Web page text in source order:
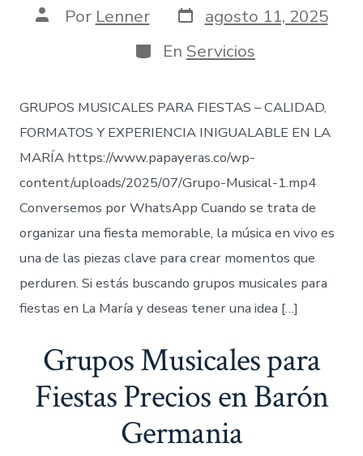
AutorPor Lenner Fecha
de
publicación
agosto 11, 2025
Categorías
En Servicios
GRUPOS MUSICALES PARA FIESTAS – CALIDAD,
FORMATOS Y EXPERIENCIA INIGUALABLE EN LA
MARÍA https://www.papayeras.co/wp-
content/uploads/2025/07/Grupo-Musical-1.mp4
Conversemos por WhatsApp Cuando se trata de
organizar una fiesta memorable, la música en vivo es
una de las piezas clave para crear momentos que
perduren. Si estás buscando grupos musicales para
fiestas en La María y deseas tener una idea […]
Grupos Musicales para
Fiestas Precios en Barón
Germania